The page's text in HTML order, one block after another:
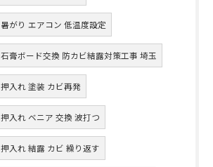
暑がり エアコン 低温度設定
石膏ボード交換 防カビ結露対策工事 埼玉
押入れ 塗装 カビ再発
押入れ ベニア 交換 波打つ
押入れ 結露 カビ 繰り返す